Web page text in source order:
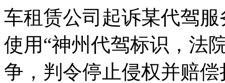
车租赁公司起诉某代驾
使用“神州代驾标识，法
争，判令停止侵权并赔偿